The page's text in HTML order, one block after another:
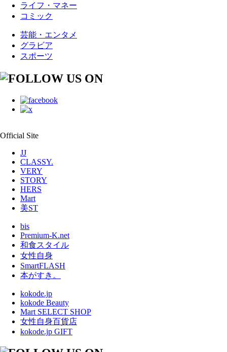
ライフ・マネー
コミック
芸能・エンタメ
グラビア
スポーツ
Official Site
JJ
CLASSY.
VERY
STORY
HERS
Mart
美ST
bis
Premium-K.net
和食スタイル
女性自身
SmartFLASH
本がすき。
kokode.jp
kokode Beauty
Mart SELECT SHOP
女性自身百貨店
kokode.jp GIFT